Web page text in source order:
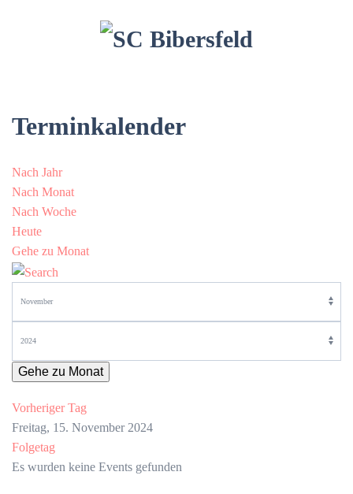
Terminkalender
Nach Jahr
Nach Monat
Nach Woche
Heute
Gehe zu Monat
Gehe zu Monat
Vorheriger Tag
Freitag, 15. November 2024
Folgetag
Es wurden keine Events gefunden